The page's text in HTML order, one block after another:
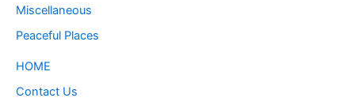
Miscellaneous
Peaceful Places
HOME
Contact Us